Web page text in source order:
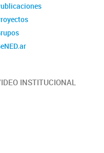
INSTITUCIONAL